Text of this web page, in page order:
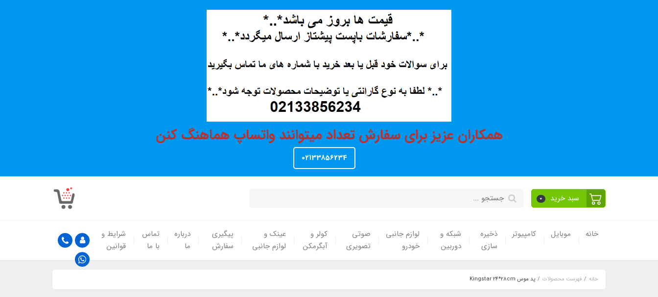
همکاران عزیز برای سفارش تعداد میتوانند واتساپ هماهنگ کنن
02133856234
سبد خرید 0
خانه موبایل کامپیوتر
ذخیره
سازی
شبکه و
دوربین
لوازم جانبی
خودرو
صوتی
تصویری
کولر و
آبگرمکن
عینک و
لوازم جانبی
پیگیری
سفارش
درباره
ما
تماس
با ما
شرایط و
قوانین
خانه فهرست محصولات پد موس Kingstar 24*28cm